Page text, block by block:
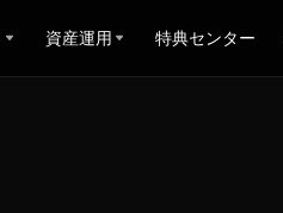
資産運用 特典センター